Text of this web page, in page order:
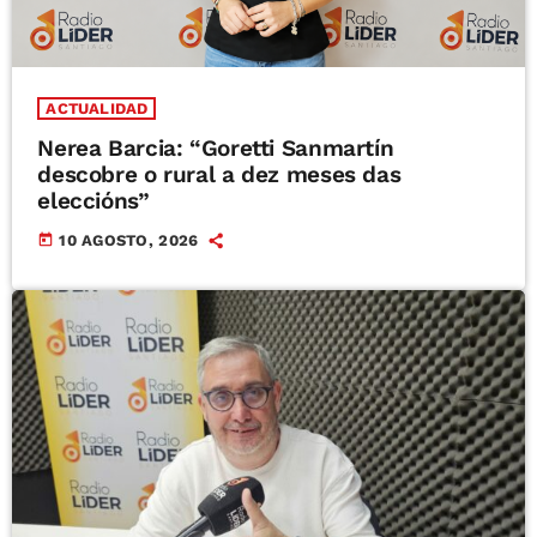
ACTUALIDAD
Nerea Barcia: “Goretti Sanmartín
descobre o rural a dez meses das
eleccións”
today 10 AGOSTO, 2026